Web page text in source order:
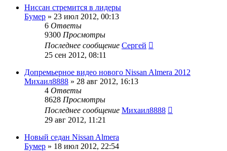
Ниссан стремится в лидеры
Бумер » 23 июл 2012, 00:13
6 Ответы
9300 Просмотры
Последнее сообщение Сергей
25 сен 2012, 08:11
Допремьерное видео нового Nissan Almera 2012
Михаил8888 » 28 авг 2012, 16:13
4 Ответы
8628 Просмотры
Последнее сообщение Михаил8888
29 авг 2012, 11:21
Новый седан Nissan Almera
Бумер » 18 июл 2012, 22:54